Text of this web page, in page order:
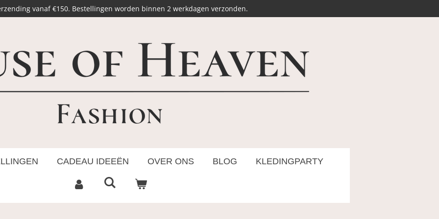
vanaf €150. Bestellingen worden binnen 2 werkdagen verzonden.
CADEAU IDEEËN OVER ONS BLOG KLEDINGPARTY